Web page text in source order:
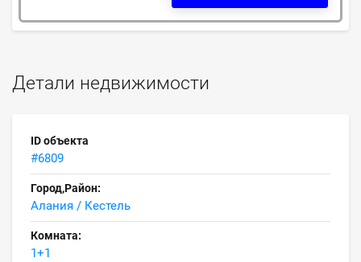
Детали недвижимости
ID объекта
#6809
Город,Район:
Алания / Кестель
Комната:
1+1